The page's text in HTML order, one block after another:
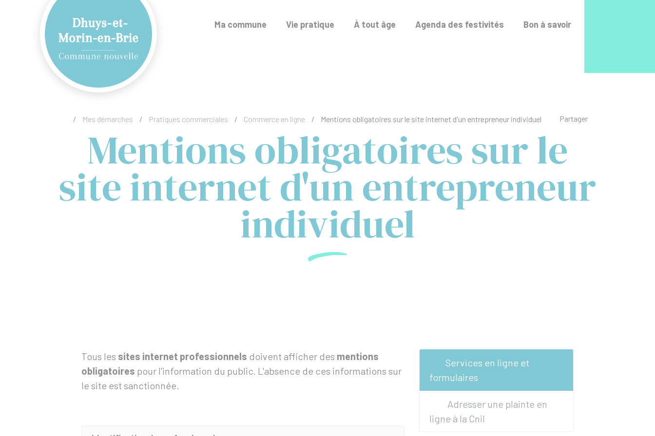
Ma commune Vie pratique À tout âge Agenda des festivités Bon à savoir
/ Mes démarches / Pratiques commerciales / Commerce en ligne / Mentions obligatoires sur le site internet d'un entrepreneur individuel Partager
Mentions obligatoires sur le
site internet d'un entrepreneur
individuel
Tous les sites internet professionnels doivent afficher des mentions
obligatoires pour l'information du public. L'absence de ces informations sur
le site est sanctionnée.
Services en ligne et
formulaires
Adresser une plainte en
ligne à la Cnil